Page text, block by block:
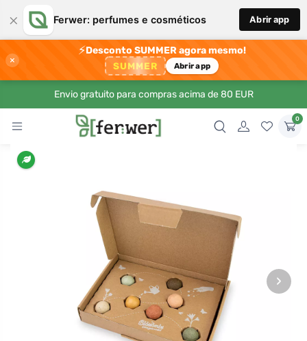
× Ferwer: perfumes e cosméticos Abrir app
×
⚡Desconto SUMMER agora mesmo!
SUMMER Abrir app
Envio gratuito para compras acima de 80 EUR
0
›